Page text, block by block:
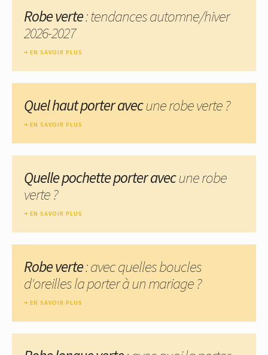
Robe verte: tendances automne/hiver
2026-2027
EN SAVOIR PLUS
Quel haut porter avecune robe verte ?
EN SAVOIR PLUS
Quelle pochette porter avecune robe
verte ?
EN SAVOIR PLUS
Robe verte: avec quelles boucles
d'oreilles la porter à un mariage ?
EN SAVOIR PLUS